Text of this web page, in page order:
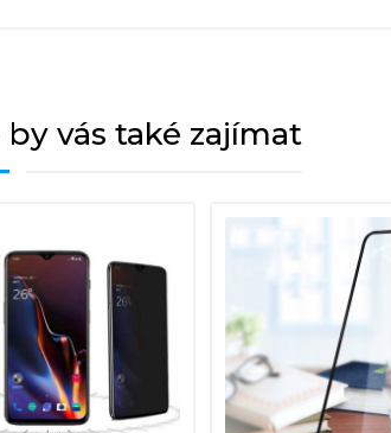
by vás také zajímat